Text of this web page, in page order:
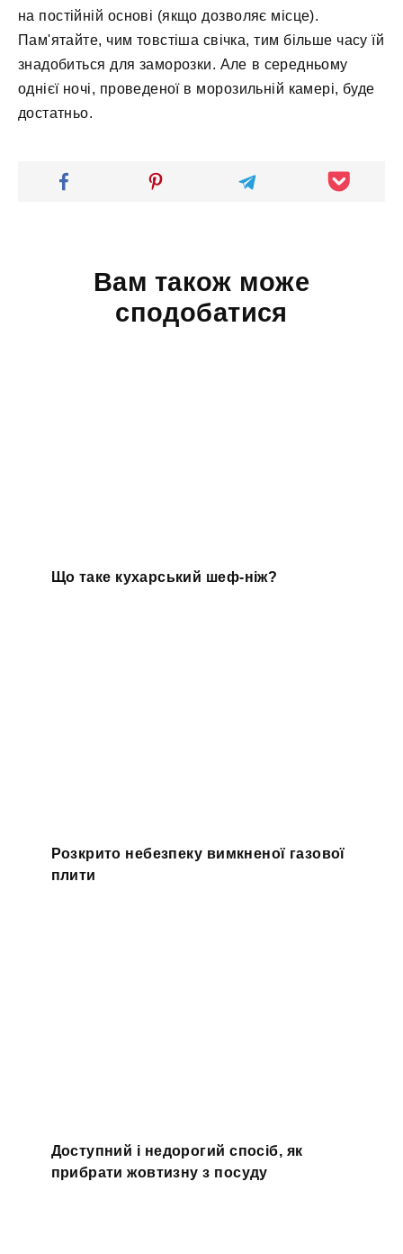
на постійній основі (якщо дозволяє місце).
Пам'ятайте, чим товстіша свічка, тим більше часу їй
знадобиться для заморозки. Але в середньому
однієї ночі, проведеної в морозильній камері, буде
достатньо.
Вам також може
сподобатися
Що таке кухарський шеф-ніж?
Розкрито небезпеку вимкненої газової
плити
Доступний і недорогий спосіб, як
прибрати жовтизну з посуду